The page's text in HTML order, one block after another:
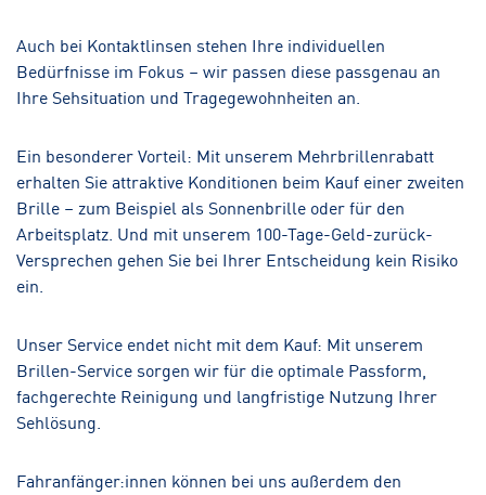
Auch bei Kontaktlinsen stehen Ihre individuellen
Bedürfnisse im Fokus – wir passen diese passgenau an
Ihre Sehsituation und Tragegewohnheiten an.
Ein besonderer Vorteil: Mit unserem Mehrbrillenrabatt
erhalten Sie attraktive Konditionen beim Kauf einer zweiten
Brille – zum Beispiel als Sonnenbrille oder für den
Arbeitsplatz. Und mit unserem 100-Tage-Geld-zurück-
Versprechen gehen Sie bei Ihrer Entscheidung kein Risiko
ein.
Unser Service endet nicht mit dem Kauf: Mit unserem
Brillen-Service sorgen wir für die optimale Passform,
fachgerechte Reinigung und langfristige Nutzung Ihrer
Sehlösung.
Fahranfänger:innen können bei uns außerdem den